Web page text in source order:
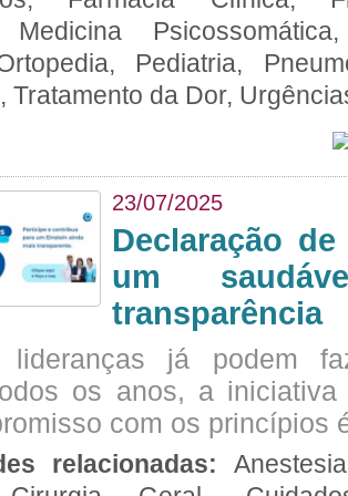
Medicina
Pediatria,
Tratamento da Dor,
23/07/2025
Declaração
um
transparência
lideranças já podem
os anos, a
com os princípios
relacionadas: